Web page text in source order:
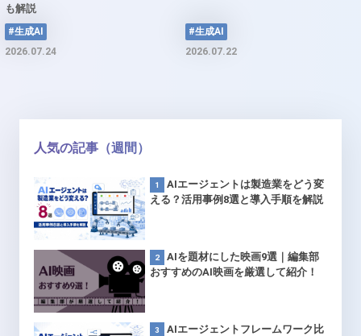
も解説
#生成AI
2026.07.24
#生成AI
2026.07.22
人気の記事（週間）
AIエージェントは製造業をどう変
える？活用事例8選と導入手順を解説
AIを題材にした映画9選｜編集部
おすすめのAI映画を厳選して紹介！
AIエージェントフレームワーク比